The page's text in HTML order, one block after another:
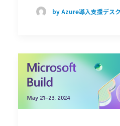
by Azure導入支援デス